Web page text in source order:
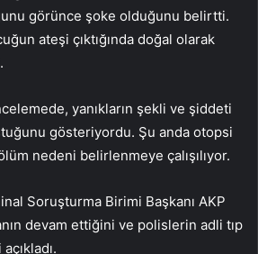
görünce şoke olduğunu belirtti.
ateşi çıktığında doğal olarak
yanıkların şekli ve şiddeti
gösteriyordu. Şu anda otopsi
nedeni belirlenmeye çalışılıyor.
Soruşturma Birimi Başkanı AKP
devam ettiğini ve polislerin adli tıp